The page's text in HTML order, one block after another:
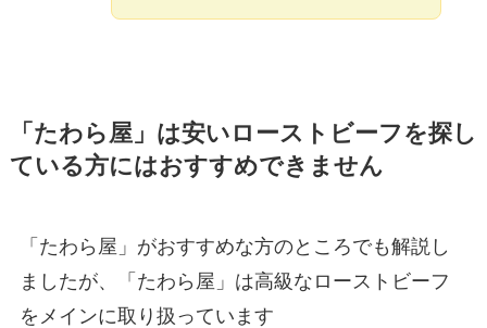
「たわら屋」は安いローストビーフを探し
ている方にはおすすめできません
「たわら屋」がおすすめな方のところでも解説し
ましたが、「たわら屋」は高級なローストビーフ
をメインに取り扱っています